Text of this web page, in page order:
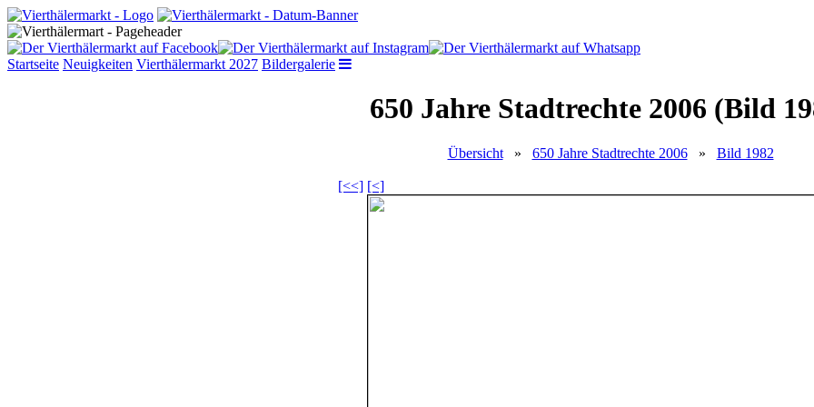
Startseite Neuigkeiten Vierthälermarkt 2027 Bildergalerie
650 Jahre Stadtrechte 2006 (Bild
Übersicht» 650 Jahre Stadtrechte 2006» Bild 1982
[<<] [<]